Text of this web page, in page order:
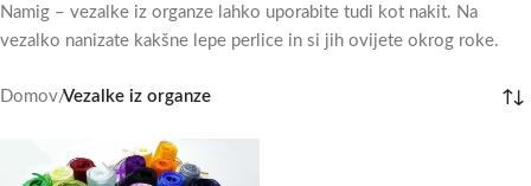
Namig – vezalke iz organze lahko uporabite tudi kot nakit. Na
vezalko nanizate kakšne lepe perlice in si jih ovijete okrog roke.
Domov/Vezalke iz organze